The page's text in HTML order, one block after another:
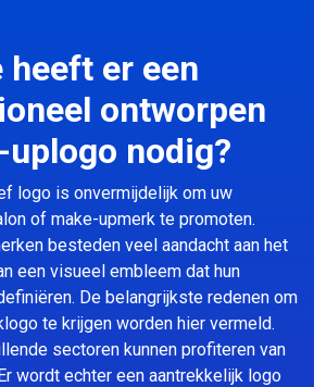
heeft er een
ontworpen
uplogo nodig?
logo is onvermijdelijk om uw
of make-upmerk te promoten.
besteden veel aandacht aan het
een visueel embleem dat hun
De belangrijkste redenen om
te krijgen worden hier vermeld.
sectoren kunnen profiteren van
wordt echter een aantrekkelijk logo